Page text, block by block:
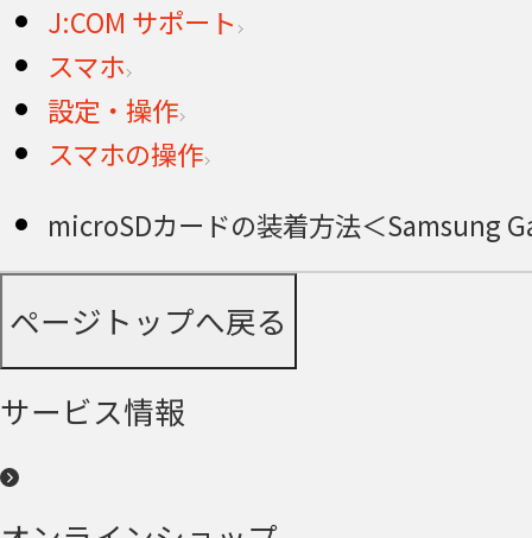
J:COM サポート
スマホ
設定・操作
スマホの操作
microSDカードの装着方法＜Samsung
ページトップへ戻る
サービス情報